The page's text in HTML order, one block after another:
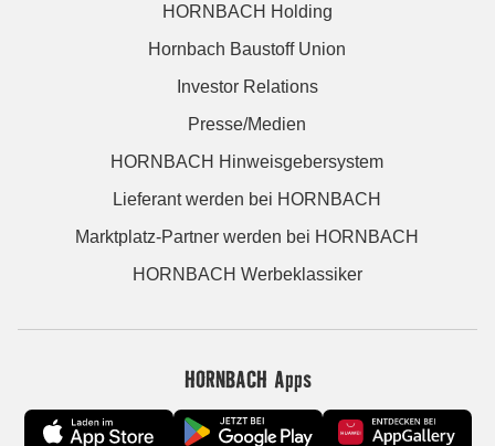
HORNBACH Holding
Hornbach Baustoff Union
Investor Relations
Presse/Medien
HORNBACH Hinweisgebersystem
Lieferant werden bei HORNBACH
Marktplatz-Partner werden bei HORNBACH
HORNBACH Werbeklassiker
HORNBACH Apps